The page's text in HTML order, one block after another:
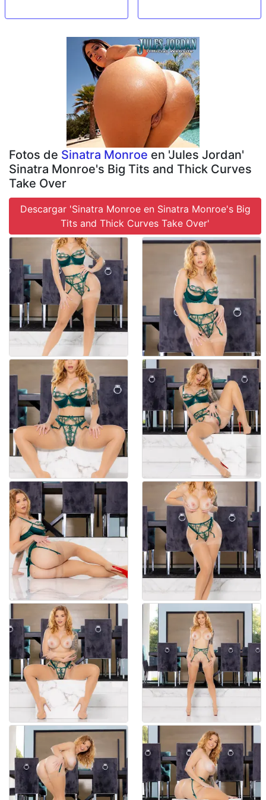
Fotos de Sinatra Monroe en 'Jules Jordan'
Sinatra Monroe's Big Tits and Thick Curves
Take Over
Descargar 'Sinatra Monroe en Sinatra Monroe's Big
Tits and Thick Curves Take Over'